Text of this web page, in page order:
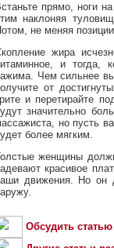
прямо, ноги
наклоняя
не меняя
жира
и тогда,
Чем сильнее
от
и перетирайте
значительно
но пусть
более мягким.
женщины
красивое
движения. Но он
Обсудить